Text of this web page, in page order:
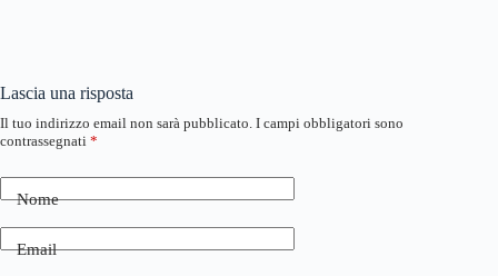
Lascia una risposta
Il tuo indirizzo email non sarà pubblicato. I campi obbligatori sono
contrassegnati *
Nome
Email